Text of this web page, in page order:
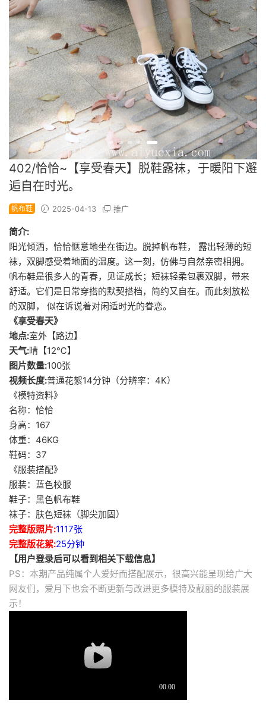
402/恰恰~【享受春天】脱鞋露袜，于暖阳下邂
逅自在时光。
帆布鞋 2025-04-13 推广
简介:
阳光倾洒，恰恰惬意地坐在街边。脱掉帆布鞋， 露出轻薄的短
袜，双脚感受着地面的温度。这一刻，仿佛与自然亲密相拥。
帆布鞋是很多人的青春，见证成长；短袜轻柔包裹双脚，带来
舒适。它们是日常穿搭的默契搭档，简约又自在。而此刻放松
的双脚， 似在诉说着对闲适时光的眷恋。
《享受春天》
地点:室外【路边】
天气:晴【12℃】
图片数量:100张
视频长度:普通花絮14分钟（分辨率：4K）
《模特资料》
名称：恰恰
身高：167
体重：46KG
鞋码：37
《服装搭配》
服装：蓝色校服
鞋子：黑色帆布鞋
袜子：肤色短袜（脚尖加固）
完整版照片:1117张
完整版花絮:25分钟
【用户登录后可以看到相关下载信息】
PS：本期产品纯属个人爱好而搭配展示，很高兴能呈现给广大
网友们，爱月下也会不断更新与改进更多模特及靓丽的服装展
示！